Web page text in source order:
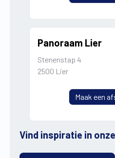
Panoraam Lier
Stenenstap 4
2500 Lier
Maak een
Vind inspiratie in